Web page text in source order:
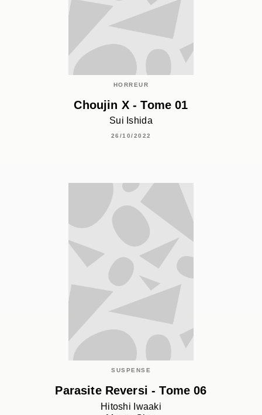
HORREUR
Choujin X - Tome 01
Sui Ishida
26/10/2022
SUSPENSE
Parasite Reversi - Tome 06
Hitoshi Iwaaki